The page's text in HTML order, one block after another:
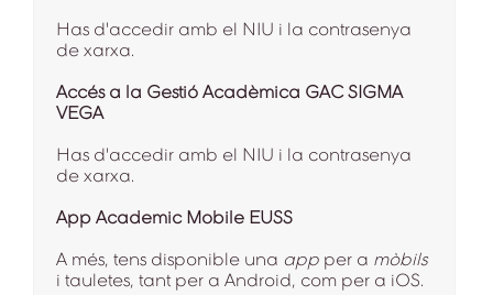
Has d'accedir amb el NIU i la contrasenya
de xarxa.
Accés a la Gestió Acadèmica GAC SIGMA
VEGA
Has d'accedir amb el NIU i la contrasenya
de xarxa.
App Academic Mobile EUSS
A més, tens disponible una app per a mòbils
i tauletes, tant per a Android, com per a iOS.